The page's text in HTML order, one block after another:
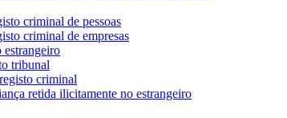
criminal de pessoas
criminal de empresas
estrangeiro
tribunal
criminal
retida ilicitamente no estrangeiro